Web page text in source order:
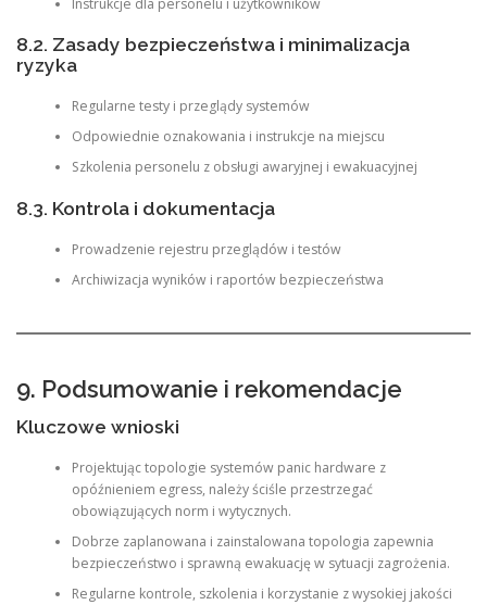
8.2. Zasady bezpieczeństwa i minimalizacja
ryzyka
Regularne testy i przeglądy systemów
Odpowiednie oznakowania i instrukcje na miejscu
Szkolenia personelu z obsługi awaryjnej i ewakuacyjnej
8.3. Kontrola i dokumentacja
Prowadzenie rejestru przeglądów i testów
Archiwizacja wyników i raportów bezpieczeństwa
9. Podsumowanie i rekomendacje
Kluczowe wnioski
Projektując topologie systemów panic hardware z
opóźnieniem egress, należy ściśle przestrzegać
obowiązujących norm i wytycznych.
Dobrze zaplanowana i zainstalowana topologia zapewnia
bezpieczeństwo i sprawną ewakuację w sytuacji zagrożenia.
Regularne kontrole, szkolenia i korzystanie z wysokiej jakości